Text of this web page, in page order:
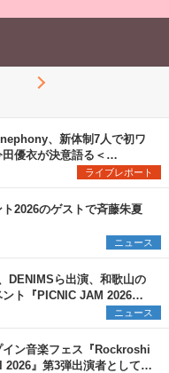
、新体制7人で初ワ
優衣が決意語る＜
Live はじまりの夏
ライブレポート
2026のゲストで斉藤朱夏
ニュース
DENIMSら出演、和歌山の
ト『PICNIC JAM 2026』
ニュース
ン音楽フェス『Rockroshi
』第3弾出演者として